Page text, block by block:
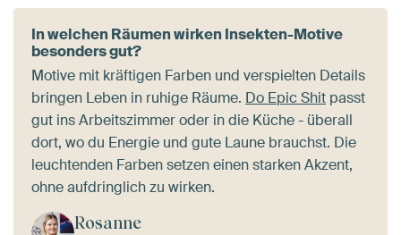
In welchen Räumen wirken Insekten-Motive
besonders gut?
Motive mit kräftigen Farben und verspielten Details
bringen Leben in ruhige Räume. Do Epic Shit passt
gut ins Arbeitszimmer oder in die Küche - überall
dort, wo du Energie und gute Laune brauchst. Die
leuchtenden Farben setzen einen starken Akzent,
ohne aufdringlich zu wirken.
Rosanne